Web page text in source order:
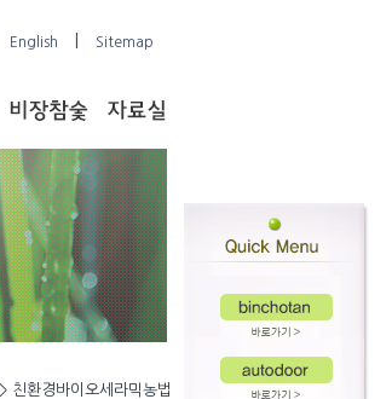
English Sitemap
친환경바이오세라믹농법